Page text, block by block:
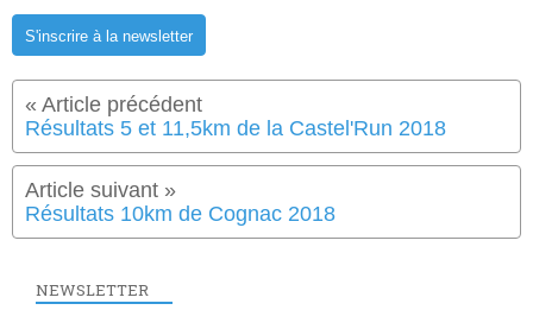
S'inscrire à la newsletter
Résultats 5 et 11,5km de la Castel'Run 2018
Résultats 10km de Cognac 2018
NEWSLETTER